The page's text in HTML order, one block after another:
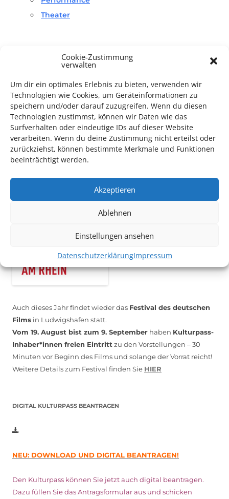
Cookie-Zustimmung
verwalten
Um dir ein optimales Erlebnis zu bieten, verwenden wir
Technologien wie Cookies, um Geräteinformationen zu
speichern und/oder darauf zuzugreifen. Wenn du diesen
Technologien zustimmst, können wir Daten wie das
Surfverhalten oder eindeutige IDs auf dieser Website
verarbeiten. Wenn du deine Zustimmung nicht erteilst oder
zurückziehst, können bestimmte Merkmale und Funktionen
beeinträchtigt werden.
Akzeptieren
Ablehnen
Einstellungen ansehen
DatenschutzerklärungImpressum
Theater
TECHNIK SUPPORT GESUCHT!
Das Kulturparkett freut sich stets überehrenamtliche
Mithilfe im Bereich Technik. Sie haben Interesse? Dann
melden Sie sich unter info@kulturparkett-rhein-neckar.de
*KULTURTIPP SOMMERPAUSE: FESTIVAL DES DEUTSCHEN FILMS*
Auch dieses Jahr findet wieder das Festival des deutschen
Films in Ludwigshafen statt.
Vom 19. August bist zum 9. September haben Kulturpass-
Inhaber*innen freien Eintritt zu den Vorstellungen – 30
Minuten vor Beginn des Films und solange der Vorrat reicht!
Weitere Details zum Festival finden Sie HIER
DIGITAL KULTURPASS BEANTRAGEN
NEU: DOWNLOAD UND DIGITAL BEANTRAGEN!
Den Kulturpass können Sie jetzt auch digital beantragen.
Dazu füllen Sie das Antragsformular aus und schicken